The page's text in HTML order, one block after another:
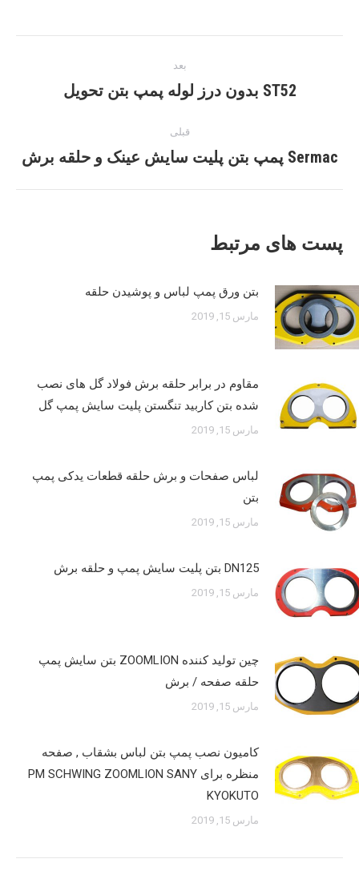
نوشته
قبلی
پست
Sermac پمپ بتن پلیت سایش عینک و حلقه برش
بعد
نوشته
ST52 بدون درز لوله پمپ بتن تحویل
پست های مرتبط
بتن ورق پمپ لباس و پوشیدن حلقه
مارس 15, 2019
مقاوم در برابر حلقه برش فولاد گل های نصب
شده بتن کاربید تنگستن پلیت سایش پمپ گل
مارس 15, 2019
لباس صفحات و برش حلقه قطعات یدکی پمپ
بتن
مارس 15, 2019
DN125 بتن پلیت سایش پمپ و حلقه برش
مارس 15, 2019
چین تولید کننده ZOOMLION بتن سایش پمپ
حلقه صفحه / برش
مارس 15, 2019
کامیون نصب پمپ بتن لباس بشقاب , صفحه
منظره برای PM SCHWING ZOOMLION SANY
KYOKUTO
مارس 15, 2019